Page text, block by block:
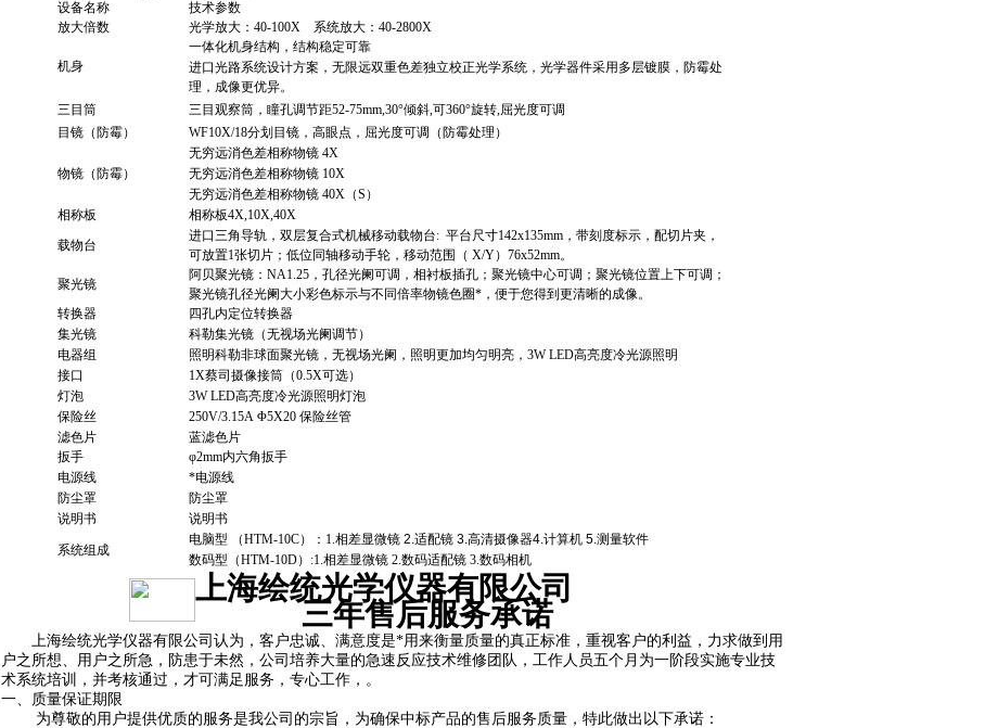
设备名称
技术参数
放大倍数
光学放大：40-100X 系统放大：40-2800X
机身
一体化机身结构，结构稳定可靠
进口光路系统设计方案，无限远双重色差独立校正光学系统，光学器件采用多层镀膜，防霉处
理， 成像更优异。
三目筒
三目观察筒，瞳孔调节距52-75mm,30°倾斜,可360°旋转,屈光度可调
目镜（防霉） WF10X/18分划目镜，高眼点，屈光度可调 （防霉处理）
物镜（防霉）
无穷远消色差相称物镜 4X
无穷远消色差相称物镜 10X
无穷远消色差相称物镜 40X（S）
相称板
相称板4X,10X,40X
载物台
进口三角导轨， 双层复合式机械移动载物台: 平台尺寸142x135mm，带刻度标示，配切片夹，
可放置1张切片；低位同轴移动手轮，移动范围（ X/Y） 76x52mm。
聚光镜
阿贝聚光镜： NA1.25，孔径光阑可调，相衬板插孔；聚光镜中心可调；聚光镜位置上下可调；
聚光镜孔径光阑大小彩色标示与不同倍率物镜色圈*，便于您得到更清晰的成像。
转换器
四孔内定位转换器
集光镜
科勒集光镜（无视场光阑调节）
电器组
照明科勒非球面聚光镜， 无视场光阑， 照明更加均匀明亮， 3W LED高亮度冷光源照明
接口
1X蔡司 摄像接筒（0.5X可选）
灯泡
3W LED高亮度冷光源照明灯泡
保险丝
250V/3.15A Φ5X20 保险丝管
滤色片
蓝滤色片
扳手
φ2mm内六角扳手
电源线
*电源线
防尘罩
防尘罩
说明书
说明书
系统组成
电脑型 （HTM-10C）：1.相差显微镜2.适配镜 3.高清摄像器4.计算机 5.测量软件
数码型（HTM-10D）:1.相差显微镜 2.数码适配镜 3.数码相机
上海绘统光学仪器有限公司
三年售后服务承诺
上海绘统光学仪器有限公司认为，客户忠诚、满意度是*用来衡量质量的真正标准，重视客户的利益，力求做到用
户之所想、用户之所急，防患于未然，公司培养大量的急速反应技术维修团队，工作人员五个月为一阶段实施专业技
术系统培训，并考核通过，才可满足服务，专心工作，。
一、质量保证期限
为尊敬的用户提供优质的服务是我公司的宗旨，为确保中标产品的售后服务质量，特此做出以下承诺：